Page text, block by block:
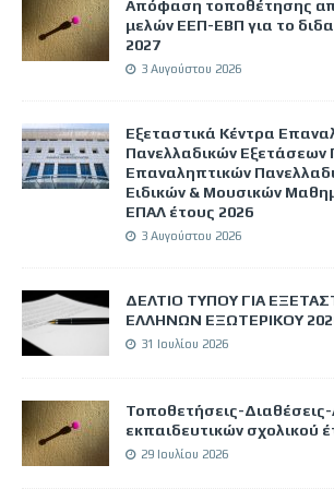
Απόφαση τοποθέτησης
μελών ΕΕΠ-ΕΒΠ για το
2027
3 Αυγούστου 2026
Εξεταστικά Κέντρα
Πανελλαδικών Εξετάσεων
Επαναληπτικών
Ειδικών & Μουσικών
ΕΠΑΛ έτους 2026
3 Αυγούστου 2026
ΔΕΛΤΙΟ ΤΥΠΟΥ ΓΙΑ
ΕΛΛΗΝΩΝ ΕΞΩΤΕΡΙΚΟΥ
31 Ιουλίου 2026
Τοποθετήσεις-
εκπαιδευτικών σχολικού
29 Ιουλίου 2026